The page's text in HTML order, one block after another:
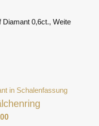
Diamant 0,6ct., Weite